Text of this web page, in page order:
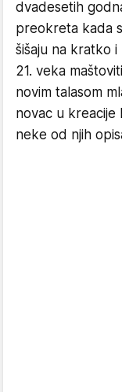
dvadesetih
preokreta kada
šišaju na kratko
21. veka
novim talasom
novac u kreacije
neke od njih